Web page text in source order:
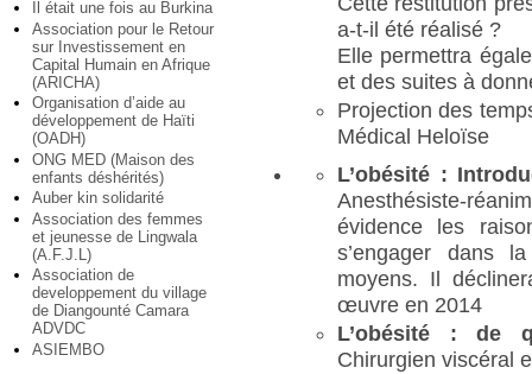
Il était une fois au Burkina
Association pour le Retour
sur Investissement en
Capital Humain en Afrique
(ARICHA)
Organisation d’aide au
développement de Haïti
(OADH)
ONG MED (Maison des
enfants déshérités)
Auber kin solidarité
Association des femmes
et jeunesse de Lingwala
(A.F.J.L)
Association de
developpement du village
de Diangounté Camara
ADVDC
ASIEMBO
a-t-il été réalisé ?
Elle permettra
et des suites à
Projection des
Médical Heloïse
L’obésité :
Anesthésiste-
évidence les
s’engager dans
moyens. Il
œuvre en 2014
L’obésité : de
Chirurgien viscéral